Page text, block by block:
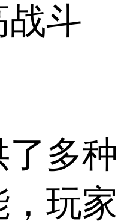
战斗
多种
玩家